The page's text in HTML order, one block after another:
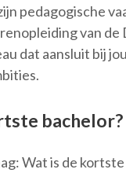
pedagogische
van de
dat aansluit bij
bachelor?
Wat is de